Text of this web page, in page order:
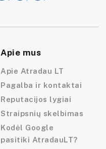
Apie mus
Apie Atradau LT
Pagalba ir kontaktai
Reputacijos lygiai
Straipsnių skelbimas
Kodėl Google
pasitiki AtradauLT?